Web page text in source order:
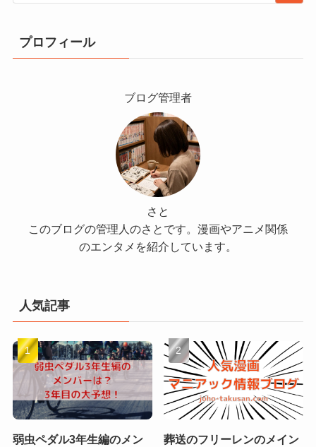
プロフィール
ブログ管理者
さと
このブログの管理人のさとです。漫画やアニメ関係
のエンタメを紹介しています。
人気記事
弱虫ペダル3年生編のメン
葬送のフリーレンのメイン